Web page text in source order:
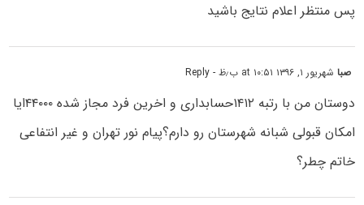
پس منتظر اعلام نتایج باشید
صباشهریور ۱, ۱۳۹۶ at ۱۰:۵۱ ب٫ظ - Reply
دوستان من با رتبه ۱۴۱۲حسابداری و اخرین فرد مجاز شده ۴۴۰۰۰ایا
امکان قبولی شبانه شهرستان رو دارم؟پیام نور تهران و غیر انتفاعی
خاتم چطر؟